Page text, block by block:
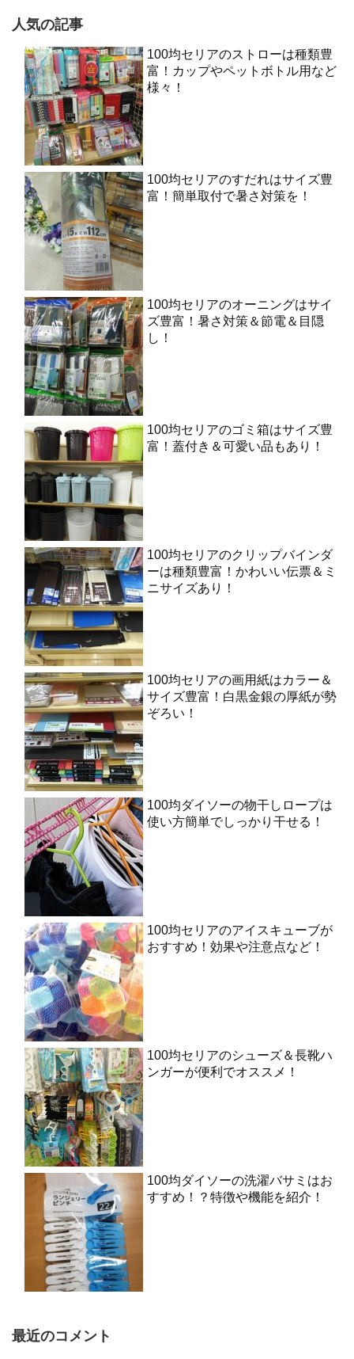
人気の記事
100均セリアのストローは種類豊
富！カップやペットボトル用など
様々！
100均セリアのすだれはサイズ豊
富！簡単取付で暑さ対策を！
100均セリアのオーニングはサイ
ズ豊富！暑さ対策＆節電＆目隠
し！
100均セリアのゴミ箱はサイズ豊
富！蓋付き＆可愛い品もあり！
100均セリアのクリップバインダ
ーは種類豊富！かわいい伝票＆ミ
ニサイズあり！
100均セリアの画用紙はカラー＆
サイズ豊富！白黒金銀の厚紙が勢
ぞろい！
100均ダイソーの物干しロープは
使い方簡単でしっかり干せる！
100均セリアのアイスキューブが
おすすめ！効果や注意点など！
100均セリアのシューズ＆長靴ハ
ンガーが便利でオススメ！
100均ダイソーの洗濯バサミはお
すすめ！？特徴や機能を紹介！
最近のコメント